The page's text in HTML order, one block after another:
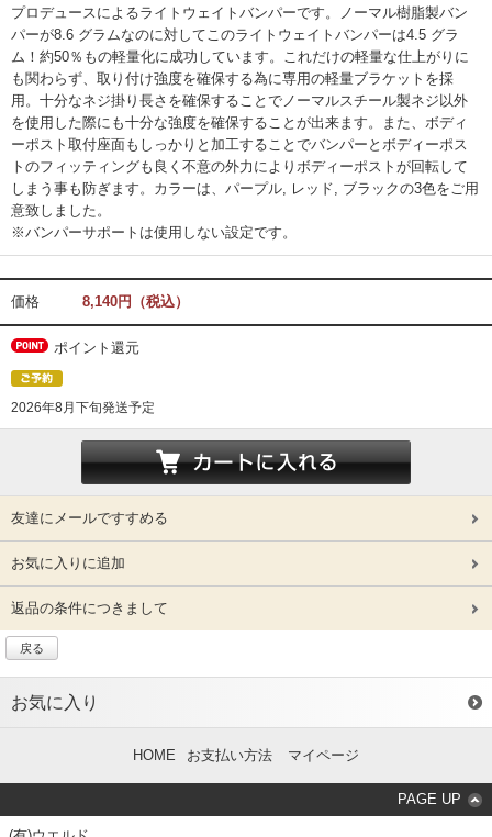
プロデュースによるライトウェイトバンパーです。ノーマル樹脂製バン
パーが8.6 グラムなのに対してこのライトウェイトバンパーは4.5 グラ
ム！約50％もの軽量化に成功しています。これだけの軽量な仕上がりに
も関わらず、取り付け強度を確保する為に専用の軽量ブラケットを採
用。十分なネジ掛り長さを確保することでノーマルスチール製ネジ以外
を使用した際にも十分な強度を確保することが出来ます。また、ボディ
ーポスト取付座面もしっかりと加工することでバンパーとボディーポス
トのフィッティングも良く不意の外力によりボディーポストが回転して
しまう事も防ぎます。カラーは、パープル, レッド, ブラックの3色をご用
意致しました。
※バンパーサポートは使用しない設定です。
価格 8,140円（税込）
ポイント還元
2026年8月下旬発送予定
友達にメールですすめる
お気に入りに追加
返品の条件につきまして
戻る
お気に入り
HOME お支払い方法 マイページ
PAGE UP